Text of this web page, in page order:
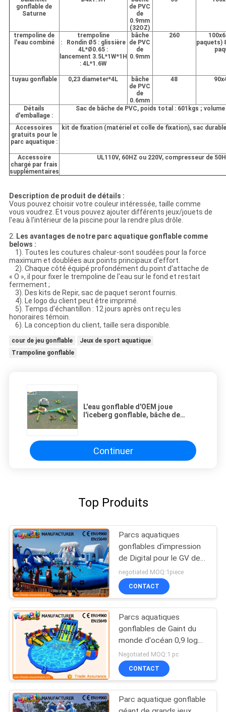
gonflable de
Saturne
de PVC
de
0.9mm
(32OZ)
trempoline de
l'eau combiné
trempoline
: Rondin Ø5 : glissière
4L*Ø0.65 :
lancement 3.5L*1W*1H
: 4L*1.6W
bâche
de PVC
de
0.9mm
260
paquets)
tuyau gonflable 0,23 diameter*4L
bâche
de PVC
de
0.6mm
48
Détails
d'emballage :
Sac de bâche de PVC, poids total : 601kgs ;
Accessoires
gratuits pour le
parc aquatique :
kit de fixation (matériel et colle de fixation), sac
Accessoire
chargé par frais
supplémentaires
UL110V, 60HZ ou 220V, compresseur de
Description de produit de détails :
Vous pouvez choisir votre couleur intéressée, taille comme
vous voudrez. Et vous pouvez ajouter différents jeux/jouets de
l'eau à l'intérieur de la piscine pour la rendre plus drôle.
2. Les avantages de notre parc aquatique gonflable comme
belows :
1). Toutes les coutures chaleur-sont soudées pour la force
maximum et doublées aux points principaux d'effort.
2). Chaque côté équipé profondément du point d'attache de
« O », il pour fixer le trempoline de l'eau sur le fond et restait
fermement ;
3). Des kits de Repir, sac de paquet seront fournis.
4). Le logo du client peut être imprimé.
5). Temps d'échantillon : 12 jours après ont reçu les
honoraires témoin.
6). La conception du client, taille sera disponible.
cour de jeu gonflable
Jeux de sport aquatique
Trampoline gonflable
L'eau gonflable d'OEM joue
l'iceberg gonflable, bâche de
Continuer
Top Produits
Parcs aquatiques
gonflables d'impression
de Digital pour le GV des
enfants EN15649 EN71
negotiated MOQ:1piece
CONTACT
Parcs aquatiques
gonflables de Gaint du
monde d'océan 0,9 logos
de bâche imprimés
Negotiated MOQ:1 pc
CONTACT
Parc aquatique gonflable